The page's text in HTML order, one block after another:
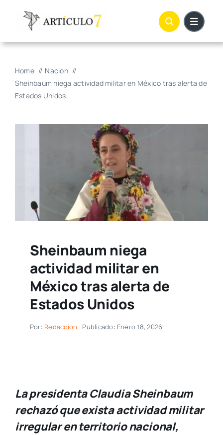
Home
Nación
Sheinbaum niega actividad militar en México tras alerta de
Estados Unidos
Sheinbaum niega
actividad militar en
México tras alerta de
Estados Unidos
Por: Redaccion Publicado: Enero 18, 2026
La presidenta Claudia Sheinbaum
rechazó que exista actividad militar
irregular en territorio nacional,